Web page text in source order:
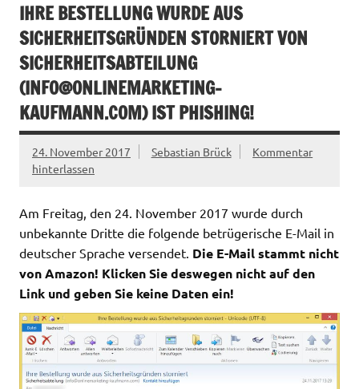
IHRE BESTELLUNG WURDE AUS
SICHERHEITSGRÜNDEN STORNIERT VON
SICHERHEITSABTEILUNG
(INFO@ONLINEMARKETING-
KAUFMANN.COM) IST PHISHING!
24. November 2017 Sebastian Brück
Kommentar
hinterlassen
Am Freitag, den 24. November 2017 wurde durch
unbekannte Dritte die folgende betrügerische E-Mail in
deutscher Sprache versendet. Die E-Mail stammt nicht
von Amazon! Klicken Sie deswegen nicht auf den
Link und geben Sie keine Daten ein!